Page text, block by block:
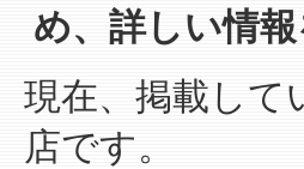
め、詳しい情
現在、掲載して
店です。